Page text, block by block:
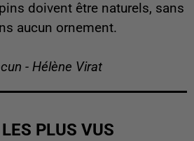
doivent être naturels, sans
aucun ornement.
- Hélène Virat
PLUS VUS